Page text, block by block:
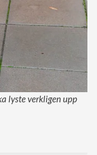
lyste verkligen upp